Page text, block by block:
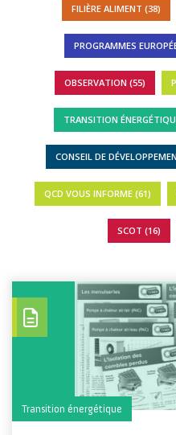
FILIÈRE ALIMENT (38)
PROGRAMMES
OBSERVATION (55)
TRANSITION
CONSEIL DE
QCD VOUS INFORME (61)
SCOT (16)
Transition énergétique